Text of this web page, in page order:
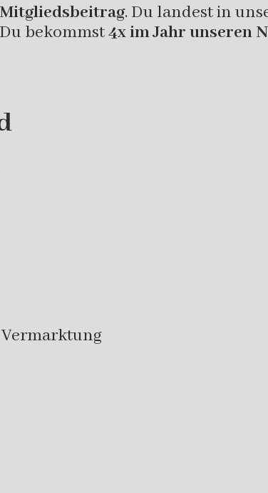
. Du landest in
bekommst4x im Jahr unseren